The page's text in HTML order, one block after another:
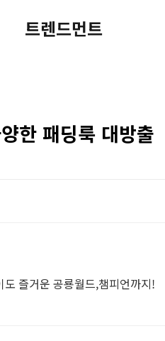
트렌드먼트
한 패딩룩 대방출
즐거운 공룡월드,챔피언까지!